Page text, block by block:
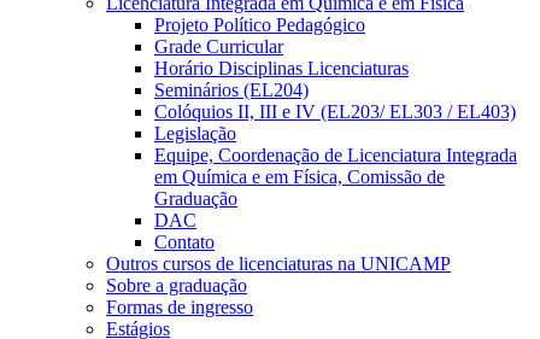
Projeto Político Pedagógico
Grade Curricular
Horário Disciplinas Licenciaturas
Seminários (EL204)
Colóquios II, III e IV (EL203/ EL303 / EL403)
Legislação
Equipe, Coordenação de Licenciatura Integrada
em Química e em Física, Comissão de
Graduação
DAC
Contato
Outros cursos de licenciaturas na UNICAMP
Sobre a graduação
Formas de ingresso
Estágios